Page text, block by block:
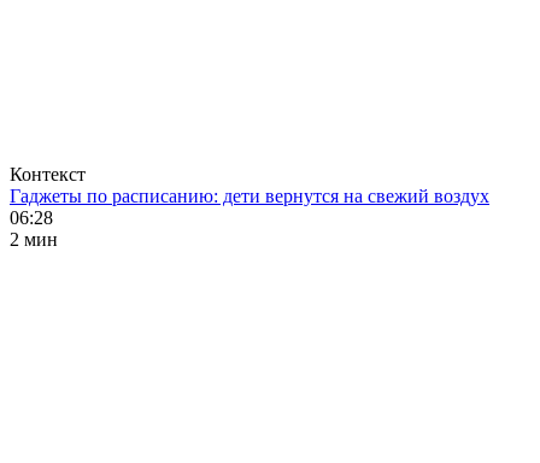
Контекст
Гаджеты по расписанию: дети вернутся на свежий воздух
06:28
2 мин